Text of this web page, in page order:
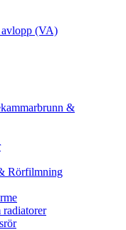
(VA)
&
Rörfilmning
radiatorer